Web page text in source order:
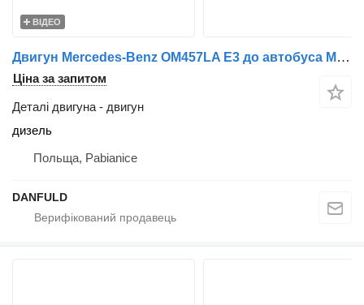
ВІДЕО
Двигун Mercedes-Benz OM457LA E3 до автобуса Mercedes-Benz
Ціна за запитом
Деталі двигуна - двигун
дизель
Польща, Pabianice
DANFULD